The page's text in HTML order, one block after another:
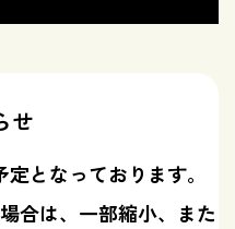
せ
となっております。
合は、一部縮小、また